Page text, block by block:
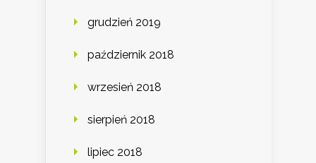
grudzień 2019
październik 2018
wrzesień 2018
sierpień 2018
lipiec 2018